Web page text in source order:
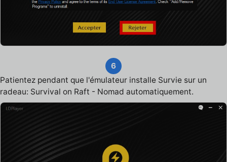
6
Patientez pendant que l'émulateur installe Survie sur un
radeau: Survival on Raft - Nomad automatiquement.